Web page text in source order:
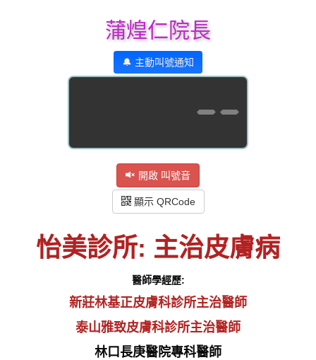
蒲煌仁院長
🔔 主動叫號通知
--
開啟 叫號音
顯示 QRCode
怡美診所: 主治皮膚病
醫師學經歷:
新莊林基正皮膚科診所主治醫師
泰山雅致皮膚科診所主治醫師
林口長庚醫院專科醫師